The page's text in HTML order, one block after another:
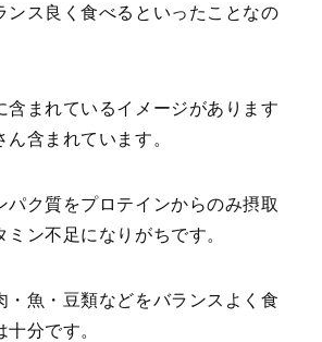
ンス良く食べるといったことなの
含まれているイメージがあります
含まれています。
パク質をプロテインからのみ摂取
ミン不足になりがちです。
・魚・豆類などをバランスよく食
分です。